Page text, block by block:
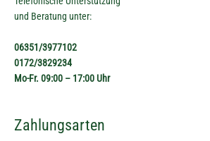
und Beratung unter:
06351/3977102
0172/3829234
Mo-Fr. 09:00 – 17:00 Uhr
Zahlungsarten